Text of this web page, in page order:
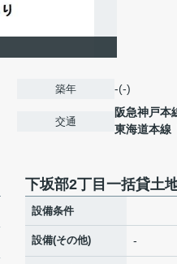
築年 -(-)
交通
阪急神戸本
東海道本線
下坂部2丁目一括貸土
設備条件
設備(その他) -